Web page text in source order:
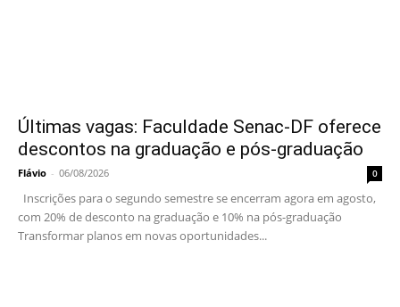
Últimas vagas: Faculdade Senac-DF oferece
descontos na graduação e pós-graduação
Flávio - 06/08/2026 0
Inscrições para o segundo semestre se encerram agora em agosto,
com 20% de desconto na graduação e 10% na pós-graduação
Transformar planos em novas oportunidades...